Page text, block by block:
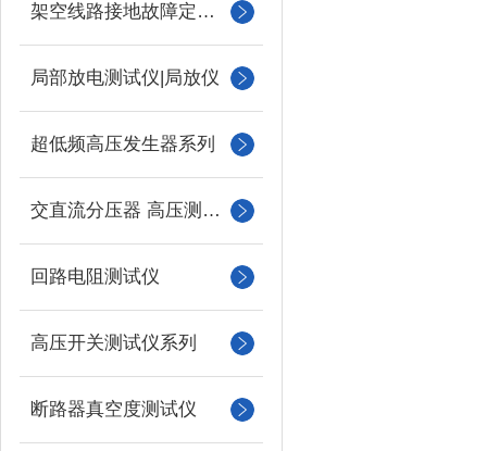
架空线路接地故障定位仪
局部放电测试仪|局放仪
超低频高压发生器系列
交直流分压器 高压测量仪
回路电阻测试仪
高压开关测试仪系列
断路器真空度测试仪